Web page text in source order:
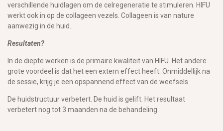
verschillende huidlagen om de celregeneratie te stimuleren. HIFU
werkt ook in op de collageen vezels. Collageen is van nature
aanwezig in de huid.
Resultaten?
In de diepte werken is de primaire kwaliteit van HIFU. Het andere
grote voordeel is dat het een extern effect heeft. Onmiddellijk na
de sessie, krijg je een opspannend effect van de weefsels.
De huidstructuur verbetert. De huid is gelift. Het resultaat
verbetert nog tot 3 maanden na de behandeling.